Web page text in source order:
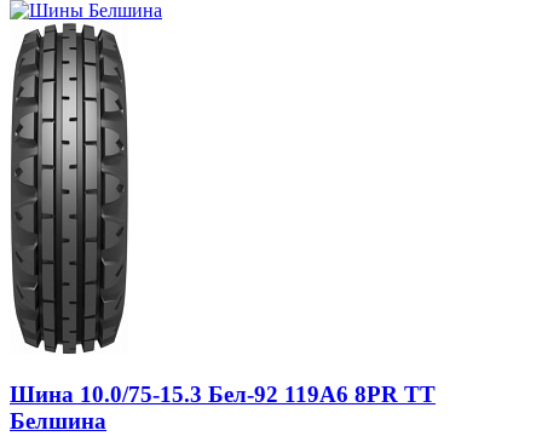
Шина 10.0/75-15.3 Бел-92 119A6 8PR TT
Белшина